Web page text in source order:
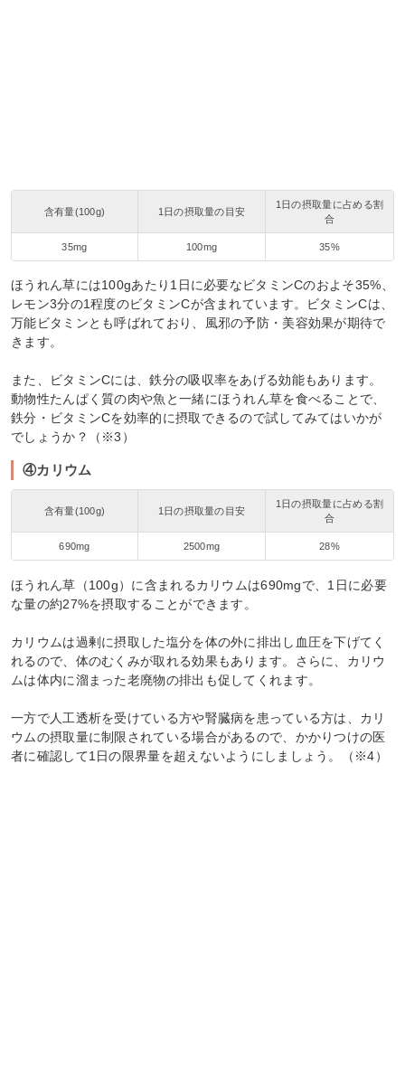
含有量(100g) 1日の摂取量の目安
1日の摂取量に占める割
合
35mg 100mg 35%
ほうれん草には100gあたり1日に必要なビタミンCのおよそ35%、
レモン3分の1程度のビタミンCが含まれています。ビタミンCは、
万能ビタミンとも呼ばれており、風邪の予防・美容効果が期待で
きます。
また、ビタミンCには、鉄分の吸収率をあげる効能もあります。
動物性たんぱく質の肉や魚と一緒にほうれん草を食べることで、
鉄分・ビタミンCを効率的に摂取できるので試してみてはいかが
でしょうか？（※3）
④カリウム
含有量(100g) 1日の摂取量の目安
1日の摂取量に占める割
合
690mg 2500mg 28%
ほうれん草（100g）に含まれるカリウムは690mgで、1日に必要
な量の約27%を摂取することができます。
カリウムは過剰に摂取した塩分を体の外に排出し血圧を下げてく
れるので、体のむくみが取れる効果もあります。さらに、カリウ
ムは体内に溜まった老廃物の排出も促してくれます。
一方で人工透析を受けている方や腎臓病を患っている方は、カリ
ウムの摂取量に制限されている場合があるので、かかりつけの医
者に確認して1日の限界量を超えないようにしましょう。（※4）